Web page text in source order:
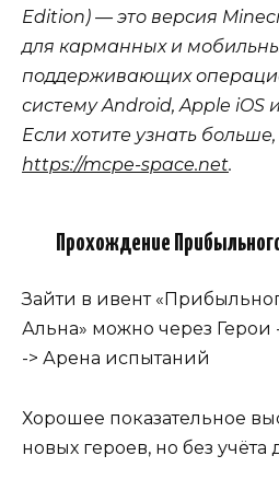
Edition) — это версия
для карманных и
поддерживающих
систему Android, Apple iOS
Если хотите узнать
https://mcpe-space.net.
Прохождение
Зайти в ивент
Альна» можно через Герои
-> Арена испытаний
Хорошее показательное
новых героев, но без учёта